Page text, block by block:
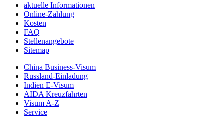
aktuelle Informationen
Online-Zahlung
Kosten
FAQ
Stellenangebote
Sitemap
China Business-Visum
Russland-Einladung
Indien E-Visum
AIDA Kreuzfahrten
Visum A-Z
Service